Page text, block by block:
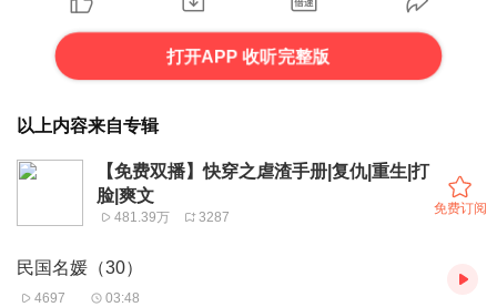
打开APP 收听完整版
以上内容来自专辑
【免费双播】快穿之虐渣手册|复仇|重生|打
脸|爽文
481.39万 3287
免费订阅
民国名媛（30）
4697 03:48